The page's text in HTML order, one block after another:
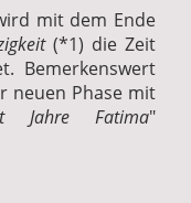
mit dem Ende
(*1) die Zeit
Bemerkenswert
neuen Phase mit
Jahre Fatima"